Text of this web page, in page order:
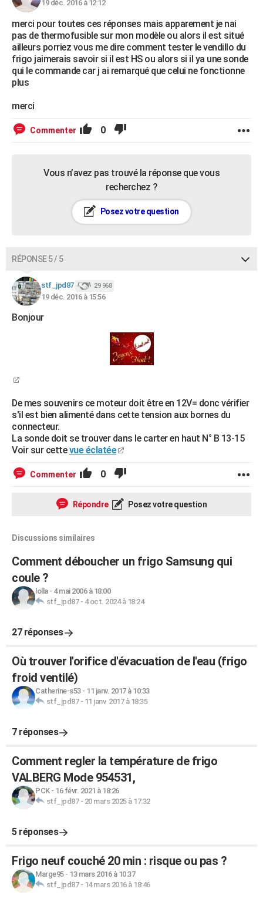
19 déc. 2016 à 12:12
merci pour toutes ces réponses mais apparement je nai
pas de thermofusible sur mon modèle ou alors il est situé
ailleurs porriez vous me dire comment tester le vendillo du
frigo jaimerais savoir si il est HS ou alors si il ya une sonde
qui le commande car j ai remarqué que celui ne fonctionne
plus
merci
Commenter 0
Vous n’avez pas trouvé la réponse que vous
recherchez ?
Posez votre question
RÉPONSE 5 / 5
stf_jpd87 29 968
19 déc. 2016 à 15:56
Bonjour
De mes souvenirs ce moteur doit être en 12V= donc vérifier
s'il est bien alimenté dans cette tension aux bornes du
connecteur.
La sonde doit se trouver dans le carter en haut N° B 13-15
Voir sur cettevue éclatée
Commenter 0
Répondre Posez votre question
Discussions similaires
Comment déboucher un frigo Samsung qui
coule ?
lolla- 4 mai 2006 à 18:00
stf_jpd87- 4 oct. 2024 à 18:24
27 réponses
Où trouver l'orifice d'évacuation de l'eau (frigo
froid ventilé)
Catherine-s53- 11 janv. 2017 à 10:33
stf_jpd87- 11 janv. 2017 à 18:35
7 réponses
Comment regler la température de frigo
VALBERG Mode 954531,
PCK- 16 févr. 2021 à 18:26
stf_jpd87- 20 mars 2025 à 17:32
5 réponses
Frigo neuf couché 20 min : risque ou pas ?
Marge95- 13 mars 2016 à 10:37
stf_jpd87- 14 mars 2016 à 18:46